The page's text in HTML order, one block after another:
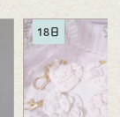
18日